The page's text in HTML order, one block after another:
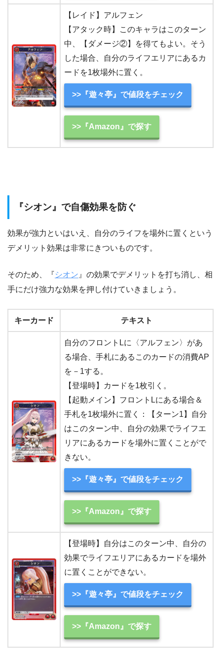
【レイド】アルフェン
【アタック時】このキャラはこのターン
中、【ダメージ②】を得てもよい。そう
した場合、自分のライフエリアにあるカ
ードを1枚場外に置く。
>>『遊々亭』で値段をチェック
>>『Amazon』で探す
『シオン』で自傷効果を防ぐ
効果が強力といはいえ、自分のライフを場外に置くという
デメリット効果は非常にきついものです。
そのため、『シオン 』の効果でデメリットを打ち消し、相
手にだけ強力な効果を押し付けていきましょう。
キーカード テキスト
自分のフロントLに〈アルフェン〉があ
る場合、手札にあるこのカードの消費AP
を－1する。
【登場時】カードを1枚引く。
【起動メイン】フロントLにある場合＆
手札を1枚場外に置く：【ターン1】自分
はこのターン中、自分の効果でライフエ
リアにあるカードを場外に置くことがで
きない。
>>『遊々亭』で値段をチェック
>>『Amazon』で探す
【登場時】自分はこのターン中、自分の
効果でライフエリアにあるカードを場外
に置くことができない。
>>『遊々亭』で値段をチェック
>>『Amazon』で探す